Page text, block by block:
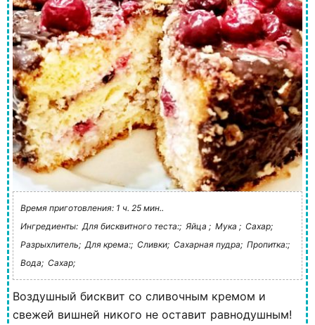
Время приготовления: 1 ч. 25 мин..
Ингредиенты: Для бисквитного теста:; Яйца ; Мука ; Сахар;
Разрыхлитель; Для крема:; Сливки; Сахарная пудра; Пропитка:;
Вода; Сахар;
Воздушный бисквит со сливочным кремом и
свежей вишней никого не оставит равнодушным!